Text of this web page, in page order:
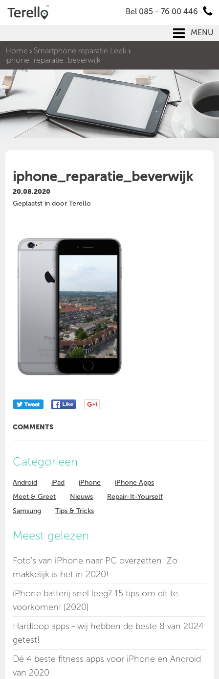
Bel 085 - 76 00 446
MENU
Home
Smartphone reparatie Leek
iphone_reparatie_beverwijk
iphone_reparatie_beverwijk
20.08.2020
Geplaatst in door Terello
COMMENTS
Categorieen
Android iPad iPhone
iPhone Apps
Meet & Greet
Nieuws
Repair-It-Yourself
Samsung
Tips & Tricks
Meest gelezen
Foto's van iPhone naar PC overzetten: Zo
makkelijk is het in 2020!
iPhone batterij snel leeg? 15 tips om dit te
voorkomen! [2020]
Hardloop apps - wij hebben de beste 8 van 2024
getest!
Dé 4 beste fitness apps voor iPhone en Android
van 2020